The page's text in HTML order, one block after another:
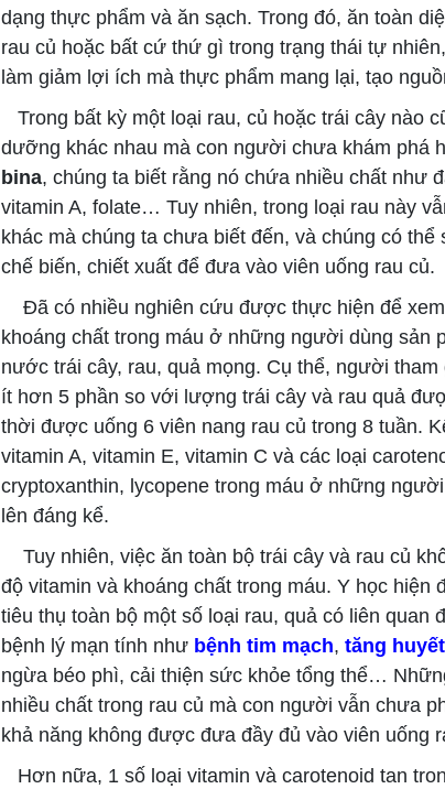
dạng thực phẩm và ăn sạch. Trong đó, ăn toàn
rau củ hoặc bất cứ thứ gì trong trạng thái tự
làm giảm lợi ích mà thực phẩm mang lại, tạo
Trong bất kỳ một loại rau, củ hoặc trái cây nào
dưỡng khác nhau mà con người chưa khám phá
bina, chúng ta biết rằng nó chứa nhiều chất như
vitamin A, folate… Tuy nhiên, trong loại rau này
khác mà chúng ta chưa biết đến, và chúng có thể
chế biến, chiết xuất để đưa vào viên uống rau củ.
Đã có nhiều nghiên cứu được thực hiện để xem
khoáng chất trong máu ở những người dùng sản
nước trái cây, rau, quả mọng. Cụ thể, người
ít hơn 5 phần so với lượng trái cây và rau quả
thời được uống 6 viên nang rau củ trong 8 tuần.
vitamin A, vitamin E, vitamin C và các loại
cryptoxanthin, lycopene trong máu ở những
lên đáng kể.
Tuy nhiên, việc ăn toàn bộ trái cây và rau củ
độ vitamin và khoáng chất trong máu. Y học hiện
tiêu thụ toàn bộ một số loại rau, quả có liên quan
bệnh lý mạn tính như bệnh tim mạch, tăng
ngừa béo phì, cải thiện sức khỏe tổng thể…
nhiều chất trong rau củ mà con người vẫn chưa
khả năng không được đưa đầy đủ vào viên uống
Hơn nữa, 1 số loại vitamin và carotenoid tan